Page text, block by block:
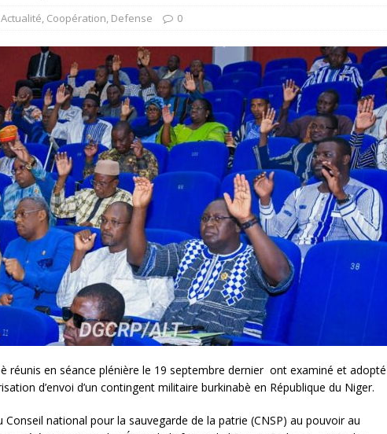
Actualité, Coopération, Defense 0
réunis en séance plénière le 19 septembre dernier ont examiné et adopté
d’envoi d’un contingent militaire burkinabè en République du Niger.
Conseil national pour la sauvegarde de la patrie (CNSP) au pouvoir au